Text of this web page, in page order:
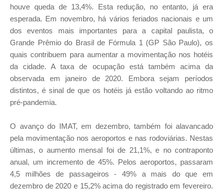
houve queda de 13,4%. Esta redução, no entanto, já era
esperada. Em novembro, há vários feriados nacionais e um
dos eventos mais importantes para a capital paulista, o
Grande Prêmio do Brasil de Fórmula 1 (GP São Paulo), os
quais contribuem para aumentar a movimentação nos hotéis
da cidade. A taxa de ocupação está também acima da
observada em janeiro de 2020. Embora sejam períodos
distintos, é sinal de que os hotéis já estão voltando ao ritmo
pré-pandemia.
O avanço do IMAT, em dezembro, também foi alavancado
pela movimentação nos aeroportos e nas rodoviárias. Nestas
últimas, o aumento mensal foi de 21,1%, e no contraponto
anual, um incremento de 45%. Pelos aeroportos, passaram
4,5 milhões de passageiros - 49% a mais do que em
dezembro de 2020 e 15,2% acima do registrado em fevereiro.